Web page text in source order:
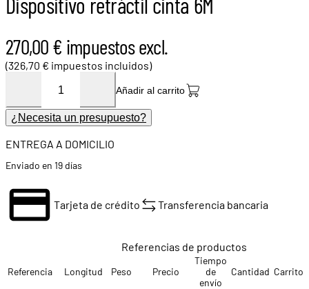
270,00 € impuestos excl.
(326,70 € impuestos incluidos)
Añadir al carrito
¿Necesita un presupuesto?
ENTREGA A DOMICILIO
Enviado en 19 días
Tarjeta de crédito Transferencia bancaria
Referencias de productos
Referencia Longitud Peso Precio
Tiempo
de
envío
Cantidad Carrito